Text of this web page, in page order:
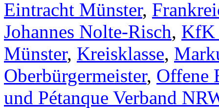
Eintracht Münster,
Johannes Nolte-Risch, KfK
Münster, Kreisklasse,
Oberbürgermeister, Offene
und Pétanque Verband